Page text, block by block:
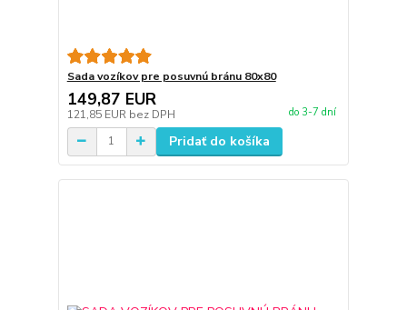
Sada vozíkov pre posuvnú bránu 80x80
149,87 EUR
121,85 EUR bez DPH do 3-7 dní
Pridať do košíka